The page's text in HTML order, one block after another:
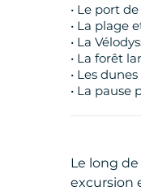
• Le port
• La plage
• La
• La forêt
• Les
• La
Le long
excursion